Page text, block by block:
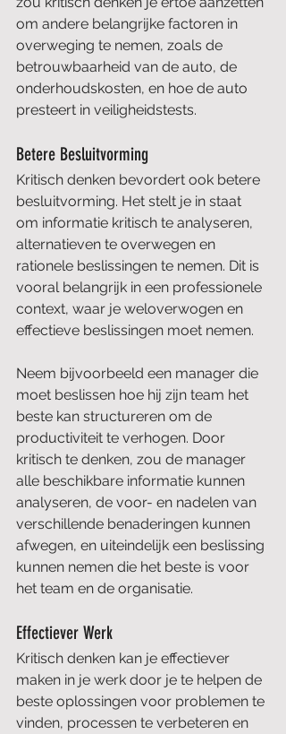
om andere belangrijke factoren in
overweging te nemen, zoals de
betrouwbaarheid van de auto, de
onderhoudskosten, en hoe de auto
presteert in veiligheidstests.
Betere Besluitvorming
Kritisch denken bevordert ook betere
besluitvorming. Het stelt je in staat
om informatie kritisch te analyseren,
alternatieven te overwegen en
rationele beslissingen te nemen. Dit is
vooral belangrijk in een professionele
context, waar je weloverwogen en
effectieve beslissingen moet nemen.
Neem bijvoorbeeld een manager die
moet beslissen hoe hij zijn team het
beste kan structureren om de
productiviteit te verhogen. Door
kritisch te denken, zou de manager
alle beschikbare informatie kunnen
analyseren, de voor- en nadelen van
verschillende benaderingen kunnen
afwegen, en uiteindelijk een beslissing
kunnen nemen die het beste is voor
het team en de organisatie.
Effectiever Werk
Kritisch denken kan je effectiever
maken in je werk door je te helpen de
beste oplossingen voor problemen te
vinden, processen te verbeteren en